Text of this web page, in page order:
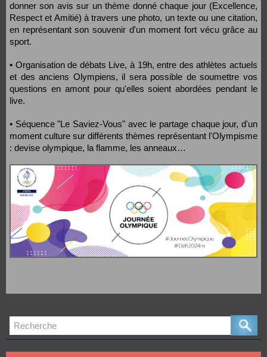
donner son avis sur un thème donné chaque jour (Excellence,
Respect et Amitié) à travers une photo, un texte ou une citation,
en représentant son souvenir d'un moment fort vécu grâce au
sport.
• Organisation de débats Live, à 19h, entre des athlètes actuels
et des anciens Olympiens, il sera possible de soumettre vos
questions en amont pour qu'elles soient abordées pendant le
live.
• Séquence "Le Saviez-Vous" avec le partage chaque jour, d'un
moment culture sur différents thèmes représentant l'Olympisme
: devise olympique, la flamme, les anneaux…